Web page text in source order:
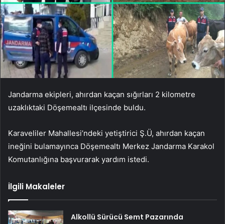
Jandarma ekipleri, ahırdan kaçan sığırları 2 kilometre
uzaklıktaki Döşemealtı ilçesinde buldu.
Karaveliler Mahallesi’ndeki yetiştirici Ş.Ü, ahırdan kaçan
ineğini bulamayınca Döşemealtı Merkez Jandarma Karakol
Komutanlığına başvurarak yardım istedi.
İlgili Makaleler
Alkollü Sürücü Semt Pazarında